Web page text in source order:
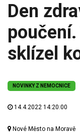
Den
sklízel
NOVINKY Z NEMOCNICE
14.4.2022 14:20:00
Nové Město na Moravě